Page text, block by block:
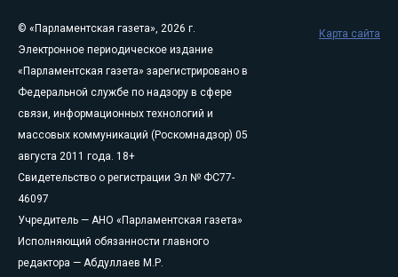
© «Парламентская газета», 2026 г.
Электронное периодическое издание
«Парламентская газета» зарегистрировано в
Федеральной службе по надзору в сфере
связи, информационных технологий и
массовых коммуникаций (Роскомнадзор) 05
августа 2011 года. 18+
Свидетельство о регистрации Эл № ФС77-
46097
Учредитель — АНО «Парламентская газета»
Исполняющий обязанности главного
редактора — Абдуллаев М.Р.
Карта сайта